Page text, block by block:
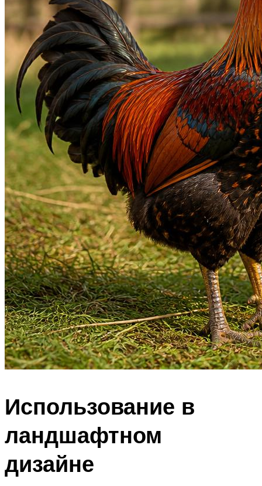
Использование в
ландшафтном
дизайне